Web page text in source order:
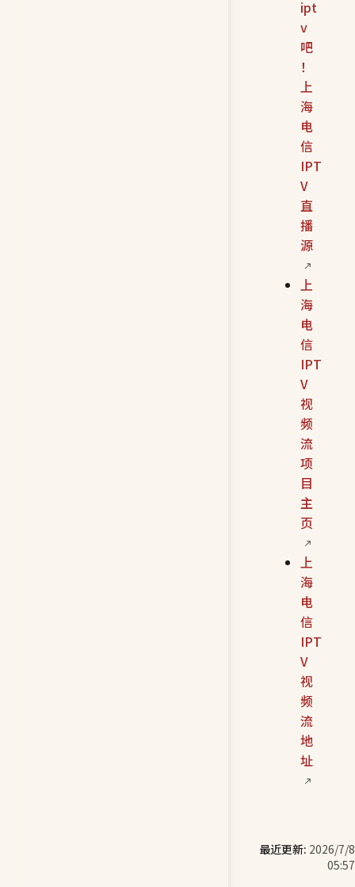
ipt
v
吧
！
上
海
电
信
IPT
V
直
播
源
上
海
电
信
IPT
V
视
频
流
项
目
主
页
上
海
电
信
IPT
V
视
频
流
地
址
最近更新: 2026/7/8
05:57